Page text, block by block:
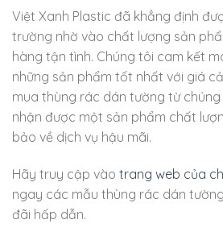
Việt Xanh Plastic đã khẳng định
trường nhờ vào chất lượng sản
hàng tận tình. Chúng tôi cam kết
những sản phẩm tốt nhất với giá
mua thùng rác dán tường từ
nhận được một sản phẩm chất
bảo về dịch vụ hậu mãi.
Hãy truy cập vào trang web của
ngay các mẫu thùng rác dán
đãi hấp dẫn.